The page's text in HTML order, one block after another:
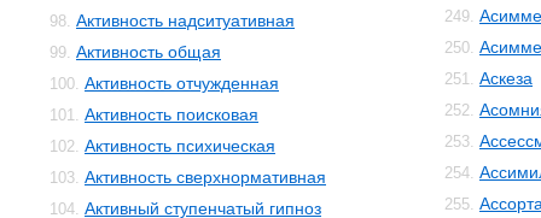
98. Активность надситуативная
99. Активность общая
100. Активность отчужденная
101. Активность поисковая
102. Активность психическая
103. Активность сверхнормативная
104. Активный ступенчатый гипноз
249.
250.
251. Аскеза
252.
253.
254.
255.